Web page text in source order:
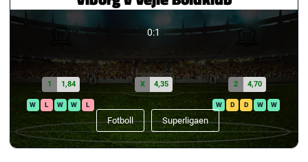
0:1
W L W W L
1 1,84 X 4,35 2 4,70
W D D W W
Fotboll Superligaen